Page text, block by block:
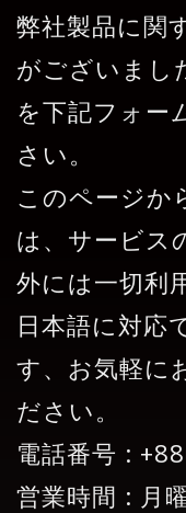
弊社製品に関
がございまし
を下記フォー
さい。
このページか
は、サービス
外には一切利
日本語に対応
す、お気軽に
ださい。
電話番号 :
営業時間 : 月